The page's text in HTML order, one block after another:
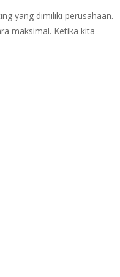
yang dimiliki perusahaan.
maksimal. Ketika kita